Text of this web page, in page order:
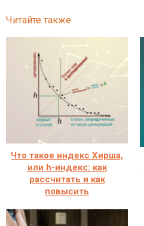
Читайте также
Что такое индекс Хирша,
или h-индекс: как
рассчитать и как
повысить